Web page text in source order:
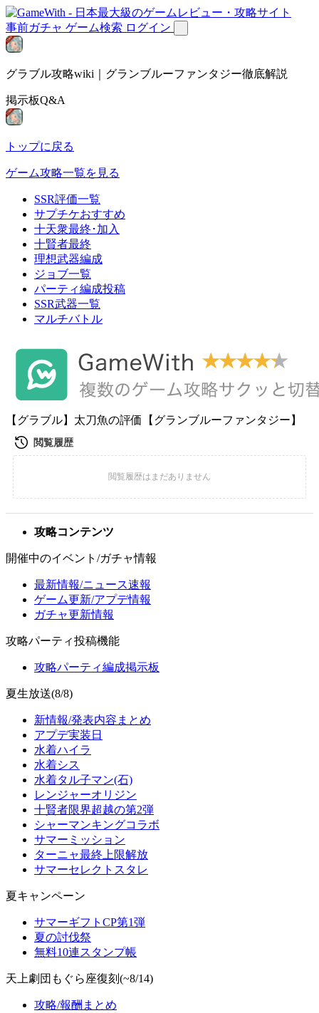
事前ガチャ ゲーム検索 ログイン
グラブル攻略wiki｜グランブルーファンタジー徹底解説
掲示板Q&A
トップに戻る
ゲーム攻略一覧を見る
SSR評価一覧
サプチケおすすめ
十天衆最終･加入
十賢者最終
理想武器編成
ジョブ一覧
パーティ編成投稿
SSR武器一覧
マルチバトル
【グラブル】太刀魚の評価【グランブルーファンタジー】
攻略コンテンツ
開催中のイベント/ガチャ情報
最新情報/ニュース速報
ゲーム更新/アプデ情報
ガチャ更新情報
攻略パーティ投稿機能
攻略パーティ編成掲示板
夏生放送(8/8)
新情報/発表内容まとめ
アプデ実装日
水着ハイラ
水着シス
水着タル子マン(石)
レンジャーオリジン
十賢者限界超越の第2弾
シャーマンキングコラボ
サマーミッション
ターニャ最終上限解放
サマーセレクトスタレ
夏キャンペーン
サマーギフトCP第1弾
夏の討伐祭
無料10連スタンプ帳
天上劇団もぐら座復刻(~8/14)
攻略/報酬まとめ